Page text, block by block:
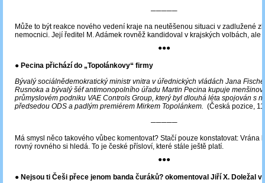
─────
Může to být reakce nového vedení kraje na neutěšenou situaci v zadlužené
nemocnici. Její ředitel M. Adámek rovněž kandidoval v krajských volbách, ale
●●●
● Pecina přichází do „Topolánkovy“ firmy
Bývalý sociálnědemokratický ministr vnitra v úřednických vládách Jana
Rusnoka a bývalý šéf antimonopolního úřadu Martin Pecina kupuje
průmyslovém podniku VAE Controls Group, který byl dlouhá léta spojován s
předsedou ODS a padlým premiérem Mirkem Topolánkem. (Česká pozice,
─────
Má smysl něco takového vůbec komentovat? Stačí pouze konstatovat: Vrána
rovný rovného si hledá. To je české přísloví, které stále ještě platí.
●●●
● Nejsou ti Češi přece jenom banda čuráků? okomentoval Jiří X. Doležal